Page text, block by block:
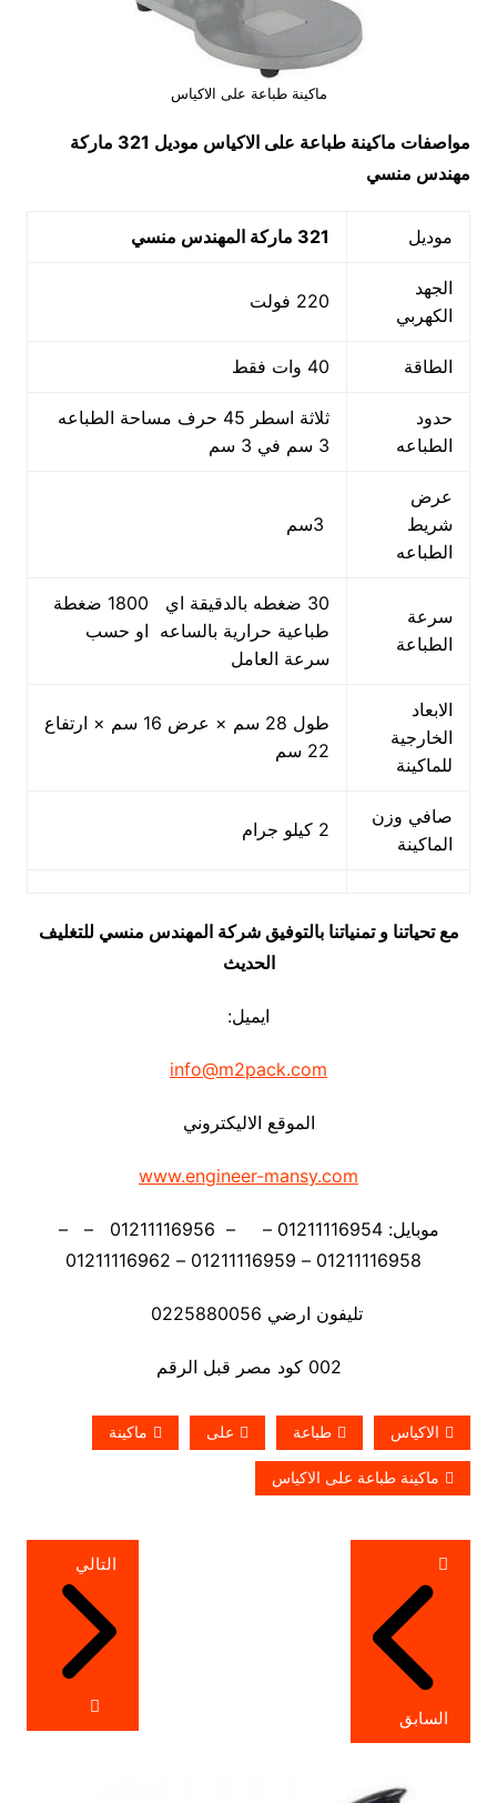
ماكينة طباعة على الاكياس
مواصفات ماكينة طباعة على الاكياس
موديل 321 ماركة
مهندس منسي
موديل 321 ماركة المهندس منسي
الجهد
الكهربي
220 فولت
الطاقة 40 وات فقط
حدود
الطباعه
ثلاثة اسطر 45 حرف مساحة الطباعه
3 سم في 3 سم
عرض
شريط
الطباعه
سرعة
الطباعة
30 ضغطه بالدقيقة اي 1800 ضغطة
طباعية حرارية بالساعه او حسب
سرعة العامل
الابعاد
الخارجية
للماكينة
طول 28 سم × عرض 16 سم × ارتفاع
22 سم
صافي وزن
الماكينة
2 كيلو جرام
مع تحياتنا و تمنياتنا بالتوفيق شركة المهندس منسي للتغليف
الحديث
ايميل:
info@m2pack.com
الموقع الاليكتروني
www.engineer-mansy.com
موبايل: 01211116954 – – 01211116956 – –
تليفون ارضي 0225880056
002 كود مصر قبل الرقم
الاكياس طباعة على ماكينة
ماكينة طباعة على الاكياس
تصفّح
المقالات
السابق
التالي